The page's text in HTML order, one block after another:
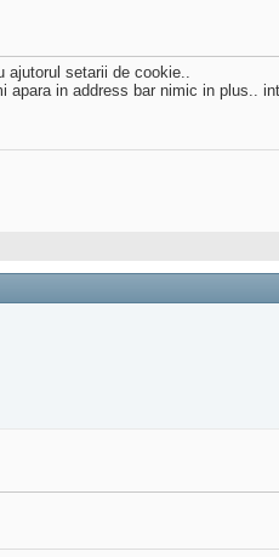
ajutorul setarii de cookie..
in address bar nimic in plus..